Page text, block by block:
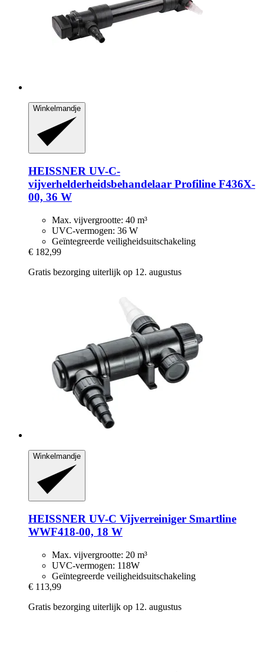
Winkelmandje
HEISSNER UV-​C-​
vijverhelderheidsbehandelaar Profiline F436X-​
00, 36 W
Max. vijvergrootte: 40 m³
UVC-vermogen: 36 W
Geïntegreerde veiligheidsuitschakeling
€ 182,99
Gratis bezorging uiterlijk op 12. augustus
Winkelmandje
HEISSNER UV-​C Vijverreiniger Smartline
WWF418-​00, 18 W
Max. vijvergrootte: 20 m³
UVC-vermogen: 118W
Geïntegreerde veiligheidsuitschakeling
€ 113,99
Gratis bezorging uiterlijk op 12. augustus